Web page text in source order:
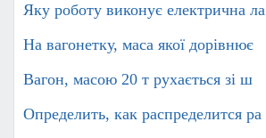
Яку роботу виконує електрична ла
На вагонетку, маса якої дорівнює
Вагон, масою 20 т рухається зі ш
Определить, как распределится ра